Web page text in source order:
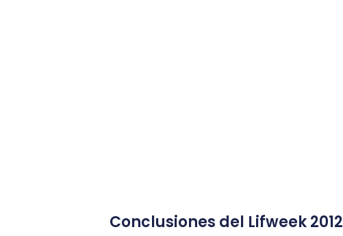
Conclusiones del Lifweek 2012